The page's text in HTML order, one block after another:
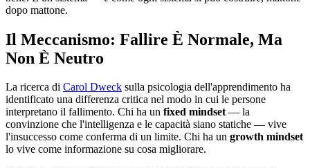
dopo mattone.
Il Meccanismo: Fallire È Normale, Ma
Non È Neutro
La ricerca di Carol Dweck sulla psicologia dell'apprendimento ha
identificato una differenza critica nel modo in cui le persone
interpretano il fallimento. Chi ha un fixed mindset— la
convinzione che l'intelligenza e le capacità siano statiche — vive
l'insuccesso come conferma di un limite. Chi ha un growth mindset
lo vive come informazione su cosa migliorare.